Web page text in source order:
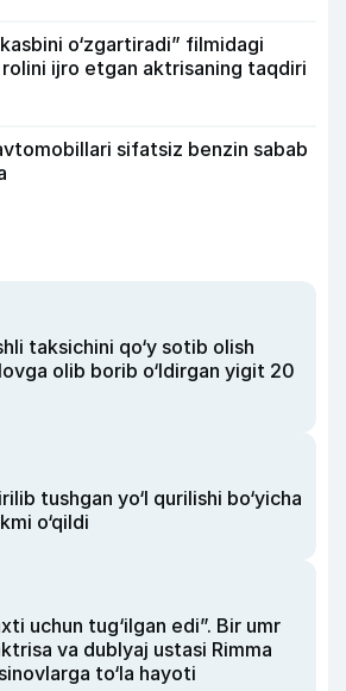
o‘zgartiradi” filmidagi
ijro etgan aktrisaning taqdiri
sifatsiz benzin sabab
taksichini qo‘y sotib olish
olib borib o‘ldirgan yigit 20
tushgan yo‘l qurilishi bo‘yicha
o‘qildi
uchun tug‘ilgan edi”. Bir umr
va dublyaj ustasi Rimma
to‘la hayoti